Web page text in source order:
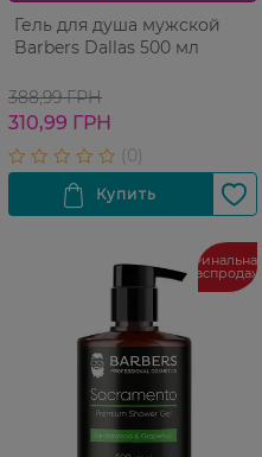
Гель для душа мужской
Barbers Dallas 500 мл
388,99 ГРН
310,99 ГРН
Финальная
распродажа